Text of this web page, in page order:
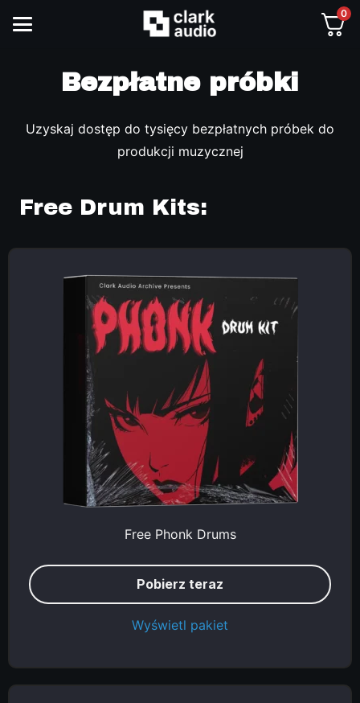
0
Bezpłatne próbki
Uzyskaj dostęp do tysięcy bezpłatnych próbek do
produkcji muzycznej
Free Drum Kits:
Free Phonk Drums
Pobierz teraz
Wyświetl pakiet